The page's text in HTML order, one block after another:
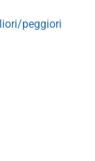
peggiori